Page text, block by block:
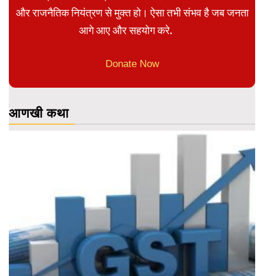
और राजनैतिक नियंत्रण से मुक्त हो। ऐसा तभी संभव है जब जनता
आगे आए और सहयोग करे.
Donate Now
आणखी कथा